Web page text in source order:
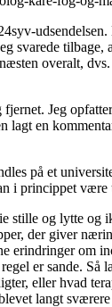
svarede
overalt,
Jeg
en
på et
princippet
og lytte
der giver
om
er sande.
eller hvad
langt